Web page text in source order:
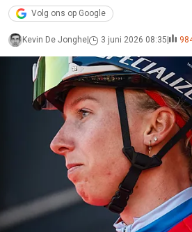
Volg ons op Google
Kevin De Jonghe 3 juni 2026 08:35